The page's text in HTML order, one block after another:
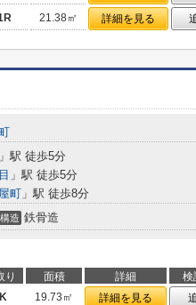
21.38㎡ 詳細を見る
」駅 徒歩5分
」駅 徒歩5分
町 」駅 徒歩8分
構造 鉄骨造
り 面積 詳細
検
19.73㎡ 詳細を見る